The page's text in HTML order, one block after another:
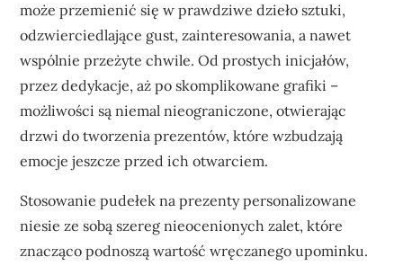
może przemienić się w prawdziwe dzieło sztuki,
odzwierciedlające gust, zainteresowania, a nawet
wspólnie przeżyte chwile. Od prostych inicjałów,
przez dedykacje, aż po skomplikowane grafiki –
możliwości są niemal nieograniczone, otwierając
drzwi do tworzenia prezentów, które wzbudzają
emocje jeszcze przed ich otwarciem.
Stosowanie pudełek na prezenty personalizowane
niesie ze sobą szereg nieocenionych zalet, które
znacząco podnoszą wartość wręczanego upominku.